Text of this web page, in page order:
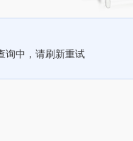
询中，请刷新重试